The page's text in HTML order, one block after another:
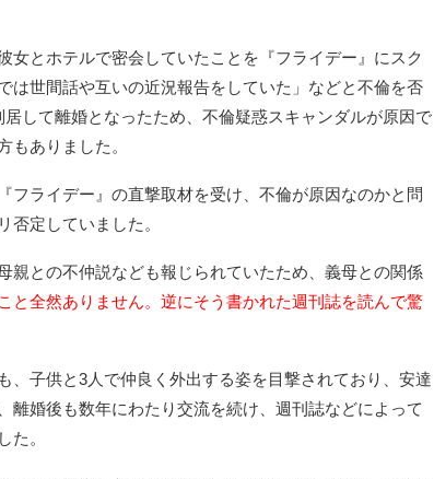
女とホテルで密会していたことを『フライデー』にスク
は世間話や互いの近況報告をしていた」などと不倫を否
して離婚となったため、不倫疑惑スキャンダルが原因で
もありました。
フライデー』の直撃取材を受け、不倫が原因なのかと問
否定していました。
親との不仲説なども報じられていたため、義母との関係
こと全然ありません。逆にそう書かれた週刊誌を読んで驚
、子供と3人で仲良く外出する姿を目撃されており、安達
離婚後も数年にわたり交流を続け、週刊誌などによって
た。